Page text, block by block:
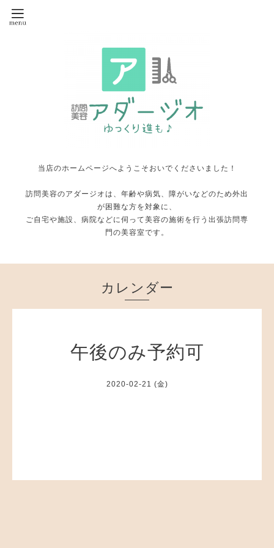
当店のホームページへようこそおいでくださいました！
訪問美容のアダージオは、年齢や病気、障がいなどのため外出
が困難な方を対象に、
ご自宅や施設、病院などに伺って美容の施術を行う出張訪問専
門の美容室です。
カレンダー
午後のみ予約可
2020-02-21 (金)